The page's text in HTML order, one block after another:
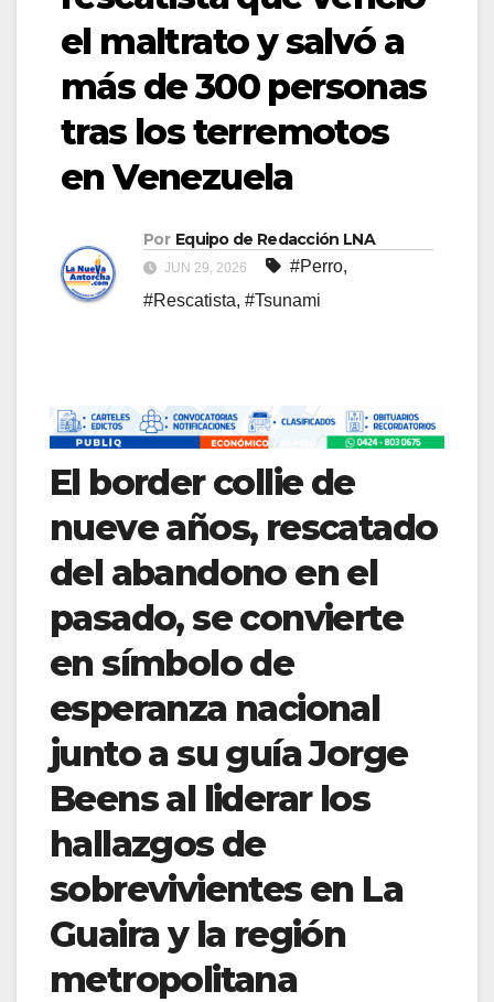
el maltrato y salvó a
más de 300 personas
tras los terremotos
en Venezuela
Por Equipo de Redacción LNA
JUN 29, 2026 #Perro,
#Rescatista, #Tsunami
El border collie de
nueve años, rescatado
del abandono en el
pasado, se convierte
en símbolo de
esperanza nacional
junto a su guía Jorge
Beens al liderar los
hallazgos de
sobrevivientes en La
Guaira y la región
metropolitana